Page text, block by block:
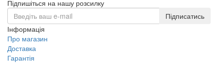
Підпишіться на нашу розсилку
Підписатись
Інформація
Про магазин
Доставка
Гарантія